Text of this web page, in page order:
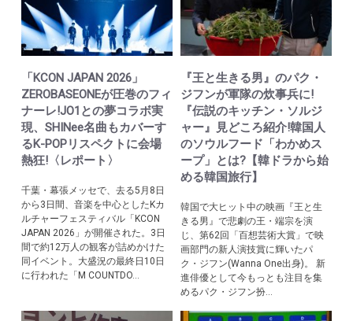
「KCON JAPAN 2026」
ZEROBASEONEが圧巻のフィ
ナーレ!JO1との夢コラボ実
現、SHINee名曲もカバーす
るK-POPリスペクトに会場
熱狂!〈レポート〉
千葉・幕張メッセで、去る5月8日
から3日間、音楽を中心としたKカ
ルチャーフェスティバル「KCON
JAPAN 2026」が開催された。3日
間で約12万人の観客が詰めかけた
同イベント。大盛況の最終日10日
に行われた「M COUNTDO...
『王と生きる男』のパク・
ジフンが軍隊の炊事兵に!
『伝説のキッチン・ソルジ
ャー』見どころ紹介!韓国人
のソウルフード「わかめス
ープ」とは?【韓ドラから始
める韓国旅行】
韓国で大ヒット中の映画『王と生
きる男』で悲劇の王・端宗を演
じ、第62回「百想芸術大賞」で映
画部門の新人演技賞に輝いたパ
ク・ジフン(Wanna One出身)。 新
進俳優として今もっとも注目を集
めるパク・ジフン扮...